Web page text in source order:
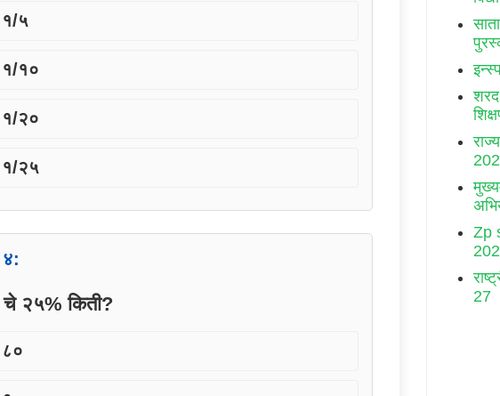
१/५
१/१०
१/२०
१/२५
४:
२५% किती?
८०
शरद
Zp
27